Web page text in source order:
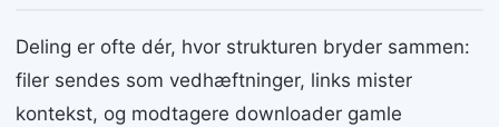
Deling er ofte dér, hvor strukturen bryder sammen:
filer sendes som vedhæftninger, links mister
kontekst, og modtagere downloader gamle